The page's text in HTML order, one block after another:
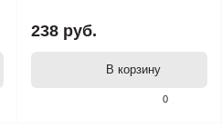
0
238 руб.
В корзину